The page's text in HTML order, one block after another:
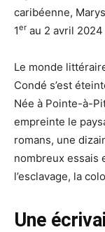
caribéenne,
1er au 2 avril 2024
Le monde
Condé s’est
Née à Pointe-à-
empreinte le
romans, une
nombreux essais
l’esclavage, la
Une